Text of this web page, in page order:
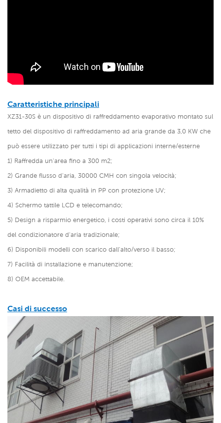
Caratteristiche principali
XZ31-30S è un dispositivo di raffreddamento evaporativo montato sul
tetto del dispositivo di raffreddamento ad aria grande da 3,0 KW che
può essere utilizzato per tutti i tipi di applicazioni interne/esterne
1) Raffredda un'area fino a 300 m2;
2) Grande flusso d'aria, 30000 CMH con singola velocità;
3) Armadietto di alta qualità in PP con protezione UV;
4) Schermo tattile LCD e telecomando;
5) Design a risparmio energetico, i costi operativi sono circa il 10%
del condizionatore d'aria tradizionale;
6) Disponibili modelli con scarico dall'alto/verso il basso;
7) Facilità di installazione e manutenzione;
8) OEM accettabile.
Casi di successo